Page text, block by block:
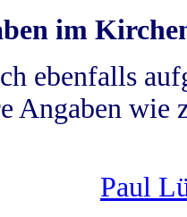
im
ebenfalls
Angaben wie
Paul